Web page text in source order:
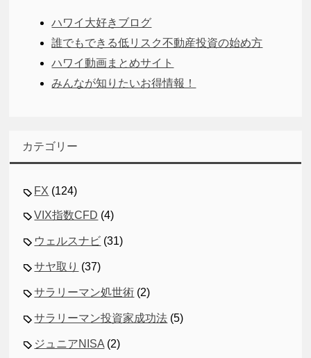
ハワイ大好きブログ
誰でもできる低リスク不動産投資の始め方
ハワイ動画まとめサイト
みんなが知りたいお得情報！
カテゴリー
FX (124)
VIX指数CFD (4)
ウェルスナビ (31)
サヤ取り (37)
サラリーマン処世術 (2)
サラリーマン投資家成功法 (5)
ジュニアNISA (2)